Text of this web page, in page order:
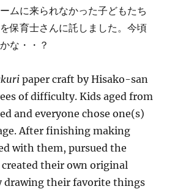
ムに来られなかった子どもたち
保育士さんに託しました。今頃
な・・？
paper craft by Hisako-san
of difficulty. Kids aged from
and everyone chose one(s)
After finishing making
with them,pursued the
their own original
drawing their favorite things